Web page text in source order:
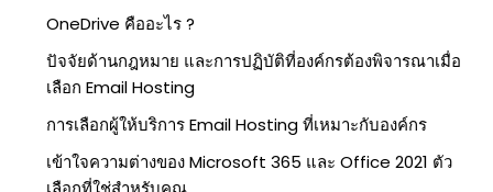
OneDrive คืออะไร ?
ปัจจัยด้านกฎหมาย และการปฏิบัติที่องค์กรต้องพิจารณาเมื่อ
เลือก Email Hosting
การเลือกผู้ให้บริการ Email Hosting ที่เหมาะกับองค์กร
เข้าใจความต่างของ Microsoft 365 และ Office 2021 ตัว